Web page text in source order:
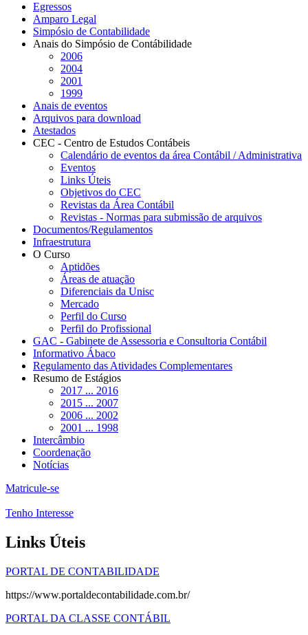
Egressos
Amparo Legal
Simpósio de Contabilidade
Anais do Simpósio de Contábilidade
2006
2004
2001
1999
Anais de eventos
Arquivos para download
Atestados
CEC - Centro de Estudos Contábeis
Calendário de eventos da área Contábil / Administrativa
Eventos
Links Úteis
Objetivos do CEC
Revistas da Área Contábil
Revistas - Normas para submissão de arquivos
Documentos/Regulamentos
Infraestrutura
O Curso
Aptidões
Áreas de atuação
Diferenciais da Unisc
Mercado
Perfil do Curso
Perfil do Profissional
GAC - Gabinete de Assessoria e Consultoria Contábil
Informativo Ábaco
Regulamento das Atividades Complementares
Resumo de Estágios
2017 ... 2016
2015 ... 2007
2006 ... 2002
2001 ... 1998
Intercâmbio
Coordenação
Notícias
Matricule-se
Tenho Interesse
Links Úteis
PORTAL DE CONTABILIDADE
https://www.portaldecontabilidade.com.br/
PORTAL DA CLASSE CONTÁBIL